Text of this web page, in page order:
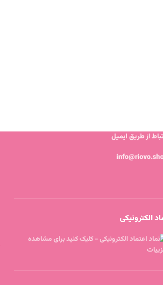
از طریق ایمیل
الکترونیکی